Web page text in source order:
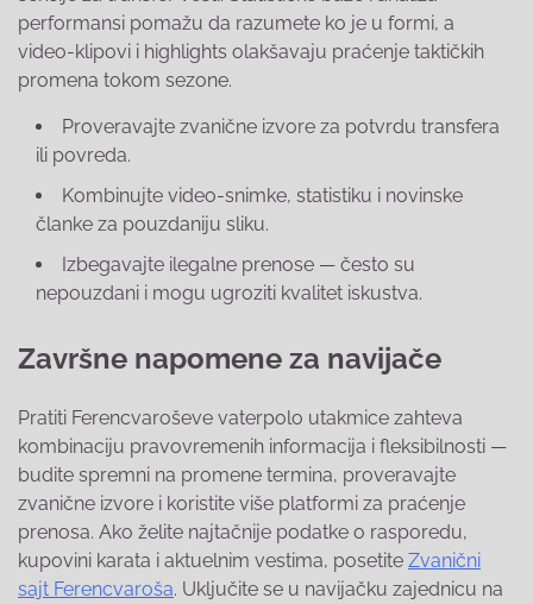
performansi pomažu da razumete ko je u formi, a
video-klipovi i highlights olakšavaju praćenje taktičkih
promena tokom sezone.
Proveravajte zvanične izvore za potvrdu transfera
ili povreda.
Kombinujte video-snimke, statistiku i novinske
članke za pouzdaniju sliku.
Izbegavajte ilegalne prenose — često su
nepouzdani i mogu ugroziti kvalitet iskustva.
Završne napomene za navijače
Pratiti Ferencvaroševe vaterpolo utakmice zahteva
kombinaciju pravovremenih informacija i fleksibilnosti —
budite spremni na promene termina, proveravajte
zvanične izvore i koristite više platformi za praćenje
prenosa. Ako želite najtačnije podatke o rasporedu,
kupovini karata i aktuelnim vestima, posetite Zvanični
sajt Ferencvaroša. Uključite se u navijačku zajednicu na